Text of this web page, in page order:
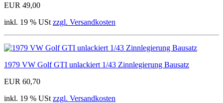
EUR 49,00
inkl. 19 % USt zzgl. Versandkosten
1979 VW Golf GTI unlackiert 1/43 Zinnlegierung Bausatz
EUR 60,70
inkl. 19 % USt zzgl. Versandkosten